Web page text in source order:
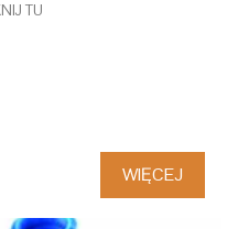
KLIKNIJ TU
WIĘCEJ